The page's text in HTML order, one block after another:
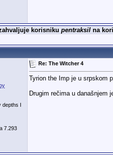
korisniku pentraksilna
depths I
7.293
Re: The Witcher 4
Tyrion the Imp je u srpskom
Drugim rečima u današnjem